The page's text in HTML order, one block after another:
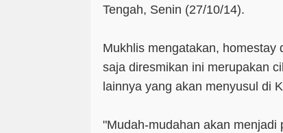
Tengah, Senin (27/10/14).
Mukhlis mengatakan, homestay
saja diresmikan ini merupakan
lainnya yang akan menyusul di
"Mudah-mudahan akan menjadi